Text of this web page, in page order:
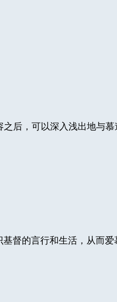
后，可以深入浅出地与
督的言行和生活，从而